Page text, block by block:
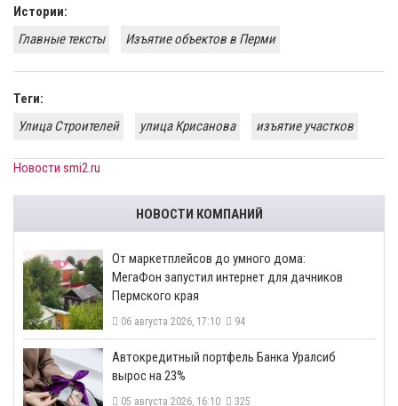
Истории:
Главные тексты
​Изъятие объектов в Перми
Теги:
Улица Строителей
улица Крисанова изъятие участков
Новости smi2.ru
НОВОСТИ КОМПАНИЙ
От маркетплейсов до умного дома:
МегаФон запустил интернет для дачников
Пермского края
06 августа 2026, 17:10 94
​Автокредитный портфель Банка Уралсиб
вырос на 23%
05 августа 2026, 16:10 325